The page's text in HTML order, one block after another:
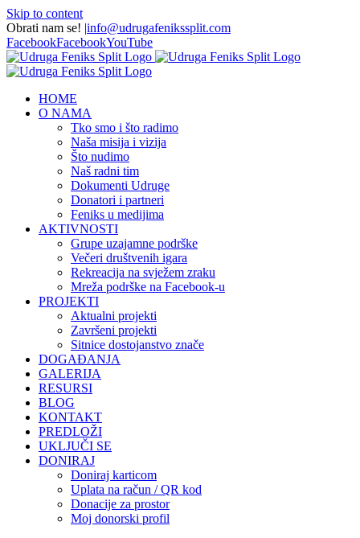
Skip to content
Obrati nam se! |info@udrugafenikssplit.com
FacebookFacebookYouTube
HOME
O NAMA
Tko smo i što radimo
Naša misija i vizija
Što nudimo
Naš radni tim
Dokumenti Udruge
Donatori i partneri
Feniks u medijima
AKTIVNOSTI
Grupe uzajamne podrške
Večeri društvenih igara
Rekreacija na svježem zraku
Mreža podrške na Facebook-u
PROJEKTI
Aktualni projekti
Završeni projekti
Sitnice dostojanstvo znače
DOGAĐANJA
GALERIJA
RESURSI
BLOG
KONTAKT
PREDLOŽI
UKLJUČI SE
DONIRAJ
Doniraj karticom
Uplata na račun / QR kod
Donacije za prostor
Moj donorski profil